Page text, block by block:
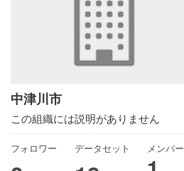
中津川市
この組織には説明がありません
フォロワー データセット メンバー